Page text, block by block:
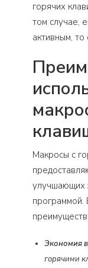
горячих
том случае,
активным,
Макросы с
улучшающих
программой.
преимуществ:
Экономия
горячими